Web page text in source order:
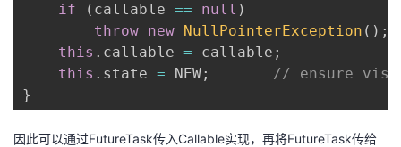
if
( callable == null )
throw new NullPointerException ( ) ;
this . callable = callable ;
this . state = NEW;
// ensure
}
因此可以通过FutureTask传入Callable实现，再将FutureTask传给